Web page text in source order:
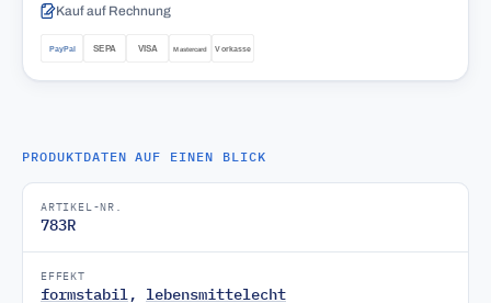
Kauf auf Rechnung
PRODUKTDATEN AUF EINEN BLICK
ARTIKEL-NR.
783R
EFFEKT
formstabil, lebensmittelecht